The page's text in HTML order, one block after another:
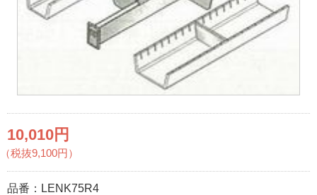
10,010円
（税抜9,100円）
品番： LENK75R4